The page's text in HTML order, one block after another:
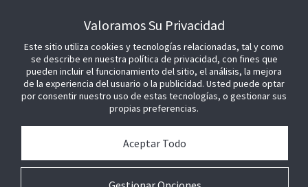
Valoramos Su Privacidad
Este sitio utiliza cookies y tecnologías relacionadas, tal y como
se describe en nuestra política de privacidad, con fines que
pueden incluir el funcionamiento del sitio, el análisis, la mejora
de la experiencia del usuario o la publicidad. Usted puede optar
por consentir nuestro uso de estas tecnologías, o gestionar sus
propias preferencias.
Aceptar Todo